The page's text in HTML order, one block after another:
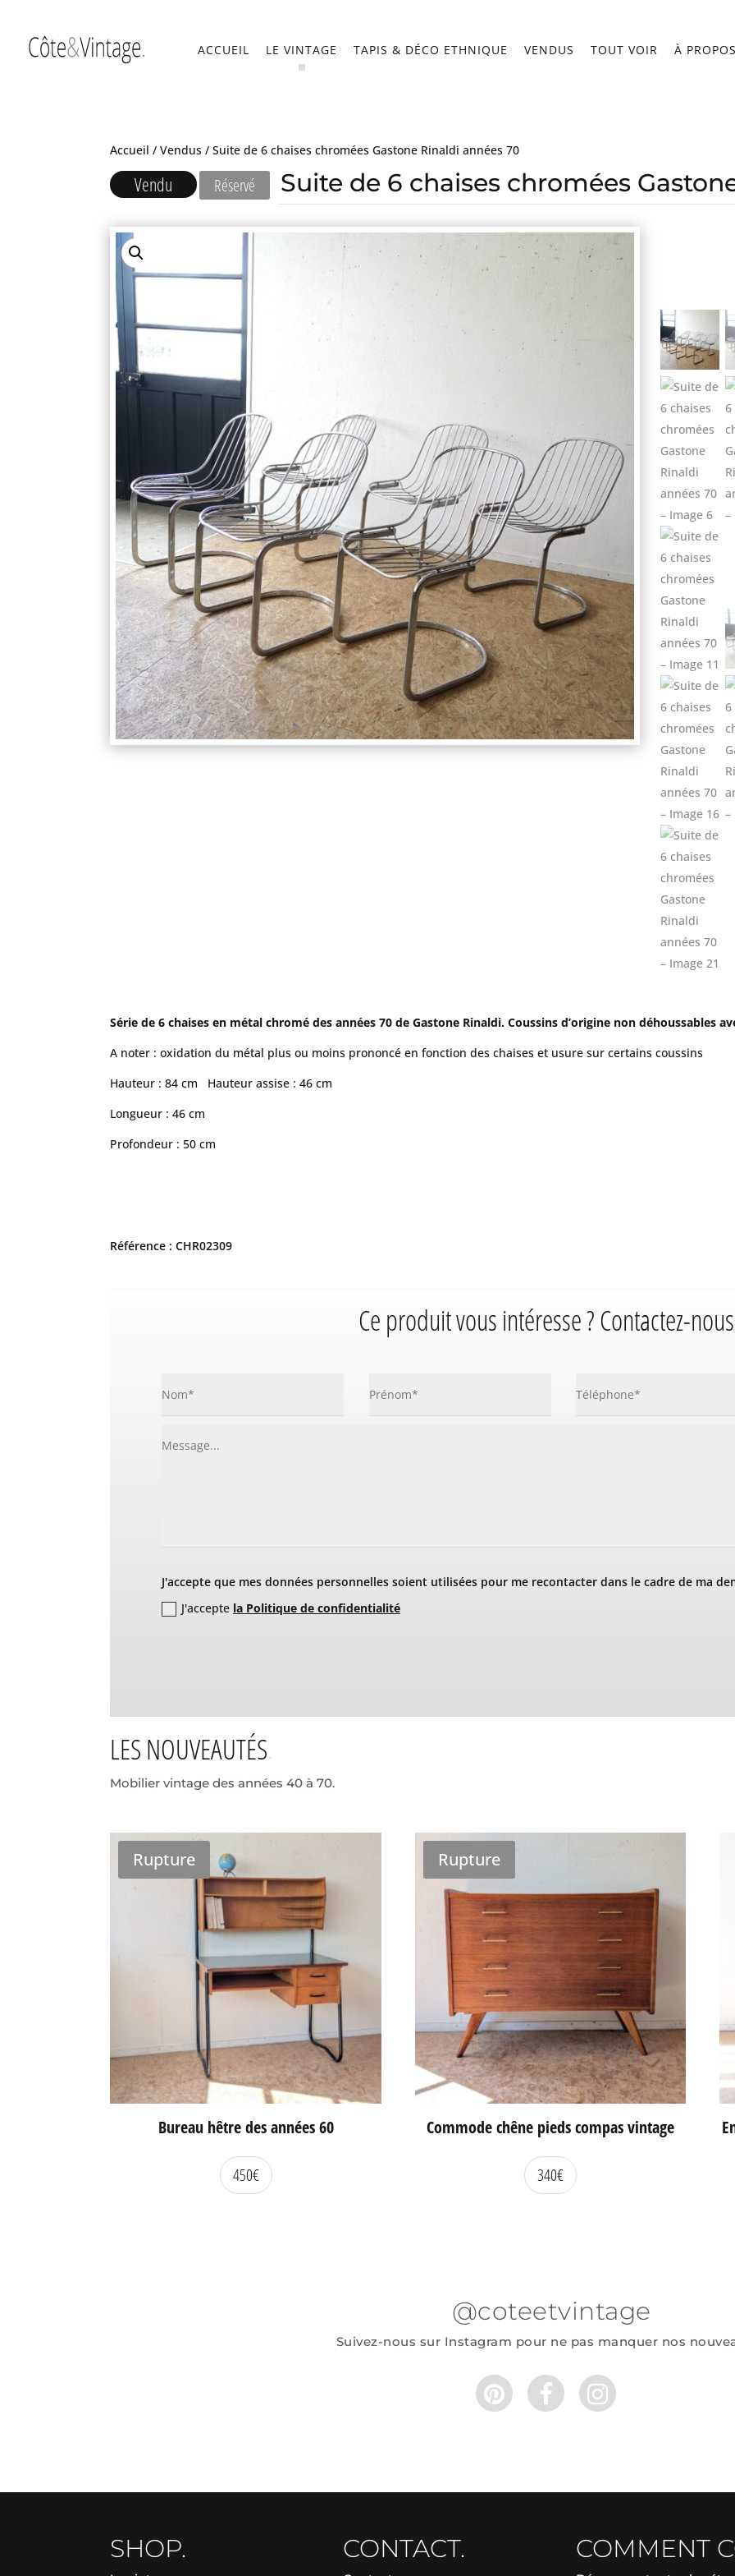
ACCUEIL LE VINTAGE TAPIS & DÉCO ETHNIQUE VENDUS TOUT VOIR À
Accueil /Vendus / Suite de 6 chaises chromées Gastone Rinaldi années 70
Vendu Réservé Suite de 6 chaises chromées
Série de 6 chaises en métal chromé des années 70 de Gastone Rinaldi. Coussins d’origine non déhoussables
A noter : oxidation du métal plus ou moins prononcé en fonction des chaises et usure sur certains coussins
Hauteur : 84 cm Hauteur assise : 46 cm
Longueur : 46 cm
Profondeur : 50 cm
Référence : CHR02309
Ce produit vous intéresse ? Contactez-
J'accepte que mes données personnelles soient utilisées pour me recontacter dans le cadre de ma
J'accepte la Politique de confidentialité
LES NOUVEAUTÉS
Mobilier vintage des années 40 à 70.
Rupture
Bureau hêtre des années 60
450€
Rupture
Commode chêne pieds compas vintage
340€
@coteetvintage
Suivez-nous sur Instagram pour ne pas manquer nos
SHOP. CONTACT. COMMENT